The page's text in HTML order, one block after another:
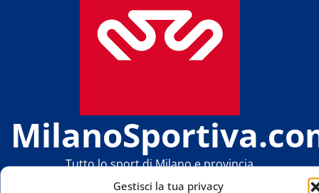
Gestisci la tua privacy
Tutto lo sport di Milano e provincia